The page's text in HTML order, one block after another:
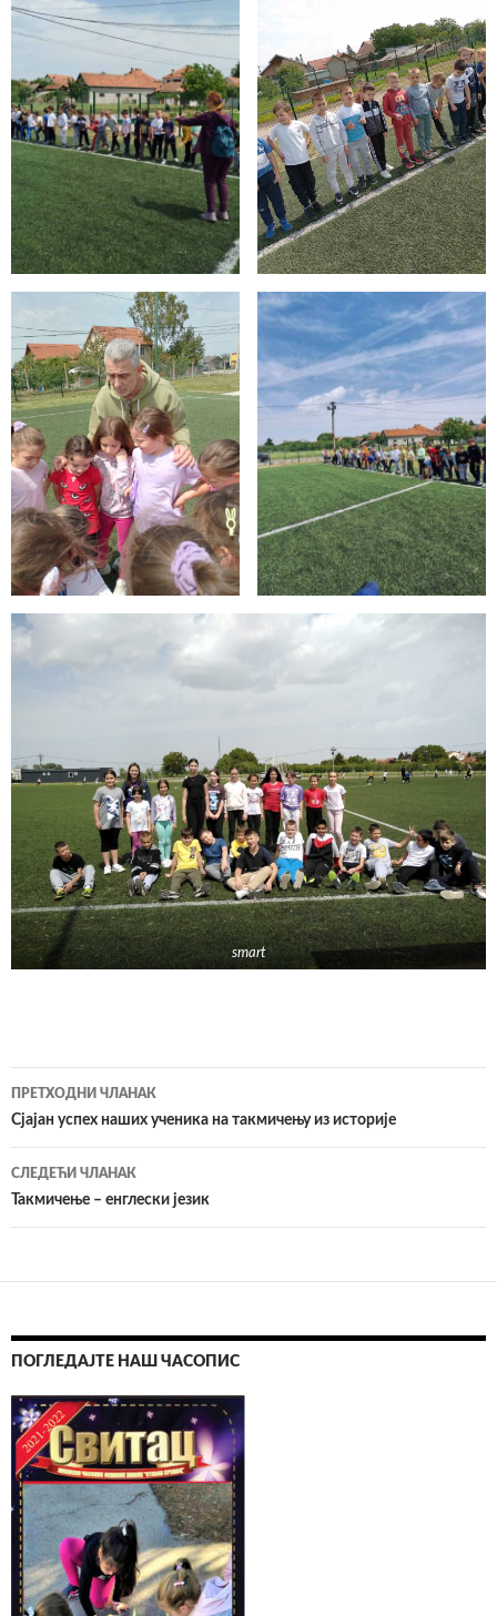
smart
Кретање
чланака
ПРЕТХОДНИ ЧЛАНАК
Сјајан успех наших ученика на такмичењу из историје
СЛЕДЕЋИ ЧЛАНАК
Такмичење – енглески језик
ПОГЛЕДАЈТЕ НАШ ЧАСОПИС